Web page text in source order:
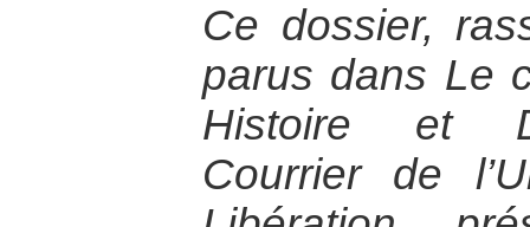
Ce dossier,
parus dans Le
Histoire et
Courrier de